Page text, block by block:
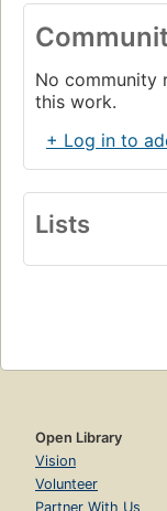
No community
this work.
+ Log in to
Lists
Open Library
Vision
Volunteer
Partner With Us